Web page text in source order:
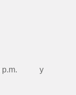
p.m. y